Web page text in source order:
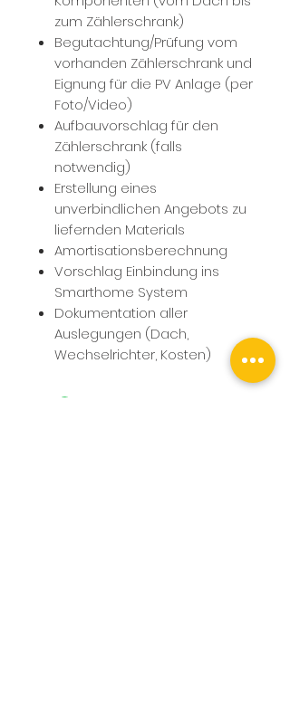
zum Zählerschrank)
Begutachtung/Prüfung vom
vorhanden Zählerschrank und
Eignung für die PV Anlage (per
Foto/Video)
Aufbauvorschlag für den
Zählerschrank (falls
notwendig)
Erstellung eines
unverbindlichen Angebots zu
liefernden Materials
Amortisationsberechnung
Vorschlag Einbindung ins
Smarthome System
Dokumentation aller
Auslegungen (Dach,
Wechselrichter, Kosten)